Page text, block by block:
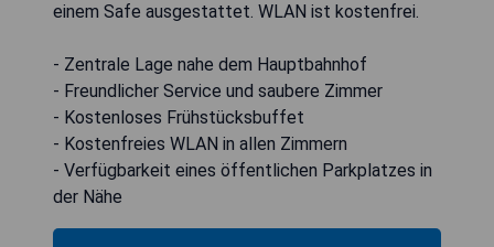
einem Safe ausgestattet. WLAN ist kostenfrei.
- Zentrale Lage nahe dem Hauptbahnhof
- Freundlicher Service und saubere Zimmer
- Kostenloses Frühstücksbuffet
- Kostenfreies WLAN in allen Zimmern
- Verfügbarkeit eines öffentlichen Parkplatzes in
der Nähe